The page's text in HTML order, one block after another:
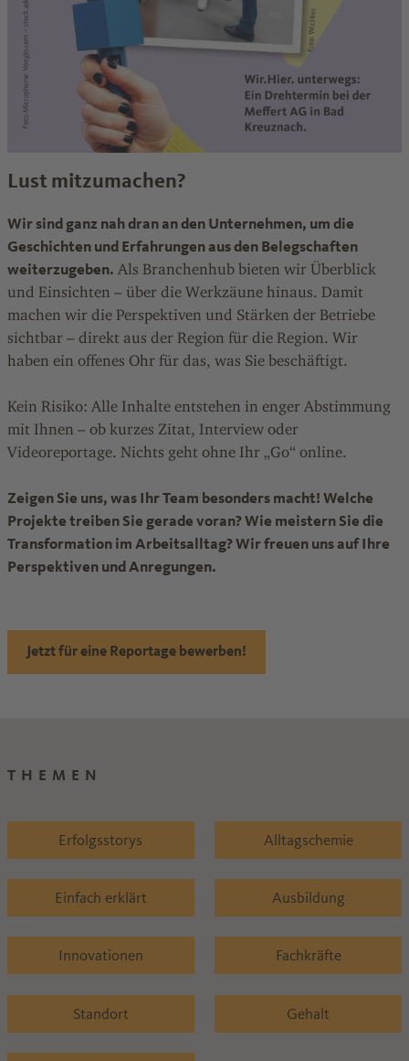
Lust mitzumachen?
Wir sind ganz nah dran an den Unternehmen, um die
Geschichten und Erfahrungen aus den Belegschaften
weiterzugeben. Als Branchenhub bieten wir Überblick
und Einsichten – über die Werkzäune hinaus. Damit
machen wir die Perspektiven und Stärken der Betriebe
sichtbar – direkt aus der Region für die Region. Wir
haben ein offenes Ohr für das, was Sie beschäftigt.
Kein Risiko: Alle Inhalte entstehen in enger Abstimmung
mit Ihnen – ob kurzes Zitat, Interview oder
Videoreportage. Nichts geht ohne Ihr „Go“ online.
Zeigen Sie uns, was Ihr Team besonders macht! Welche
Projekte treiben Sie gerade voran? Wie meistern Sie die
Transformation im Arbeitsalltag? Wir freuen uns auf Ihre
Perspektiven und Anregungen.
Jetzt für eine Reportage bewerben!
THEMEN
Erfolgsstorys Alltagschemie
Einfach erklärt Ausbildung
Innovationen Fachkräfte
Standort Gehalt